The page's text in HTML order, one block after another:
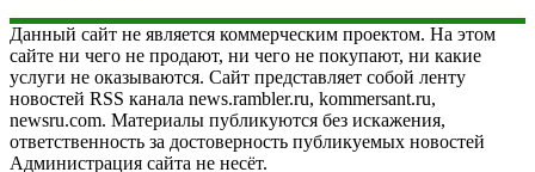
Данный сайт не является коммерческим проектом. На этом
сайте ни чего не продают, ни чего не покупают, ни какие
услуги не оказываются. Сайт представляет собой ленту
новостей RSS канала news.rambler.ru, kommersant.ru,
newsru.com. Материалы публикуются без искажения,
ответственность за достоверность публикуемых новостей
Администрация сайта не несёт.